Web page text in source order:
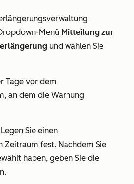
Menü Mitteilung zur
und wählen Sie
Tage vor dem
an dem die Warnung
Legen Sie einen
Zeitraum fest. Nachdem Sie
haben, geben Sie die